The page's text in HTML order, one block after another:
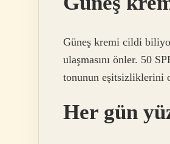
Güneş kremi cildi
ulaşmasını önler. 50
tonunun eşitsizliklerini
Her gün